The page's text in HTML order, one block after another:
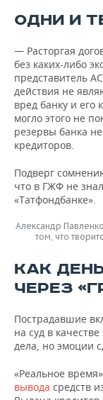
ОДНИ И
— Расторгая
без каких-либо
представитель
действия не
вред банку и его
могло этого не
резервы банка
кредиторов.
Подверг
что в ГЖФ не
«Татфондбанке».
Александр
том, что
КАК
ЧЕРЕЗ
Пострадавшие
на суд в
дела, но эмоции
«Реальное
вывода средств